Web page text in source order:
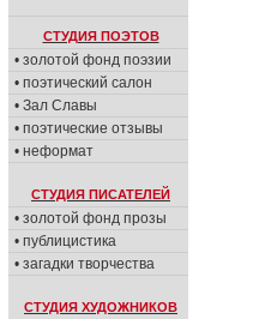
СТУДИЯ ПОЭТОВ
• золотой фонд поэзии
• поэтический салон
• Зал Славы
• поэтические отзывы
• неформат
СТУДИЯ ПИСАТЕЛЕЙ
• золотой фонд прозы
• публицистика
• загадки творчества
СТУДИЯ ХУДОЖНИКОВ